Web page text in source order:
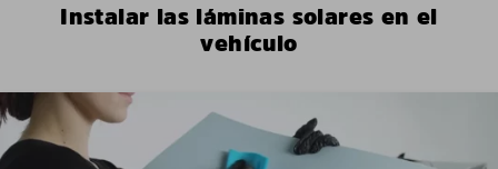
Instalar las láminas solares en el
vehículo